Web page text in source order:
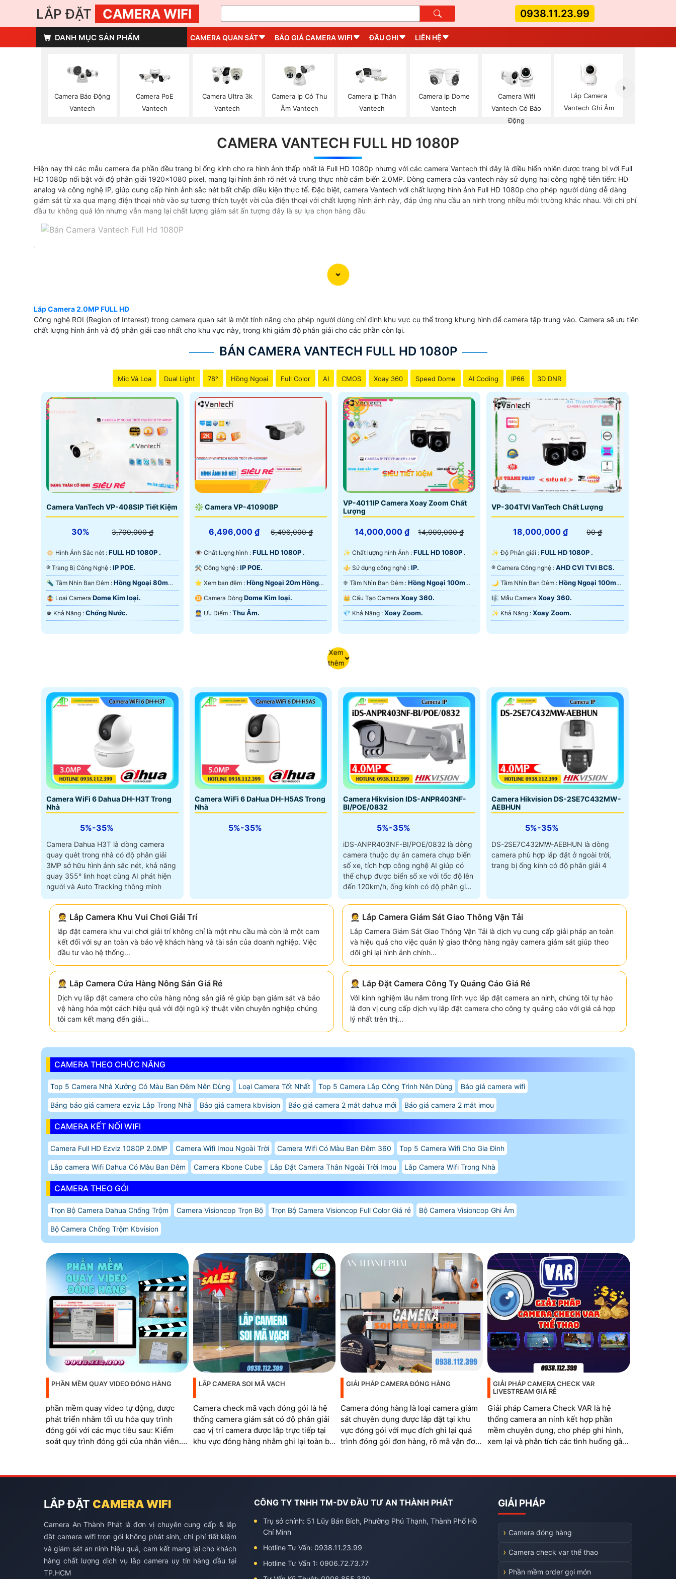
LẮP ĐẶT CAMERA WIFI 0938.11.23.99
DANH MỤC SẢN PHẨM CAMERA QUAN SÁT BÁO GIÁ CAMERA WIFI ĐẦU GHI LIÊN HỆ
Camera Báo Động
Vantech
Camera PoE
Vantech
Camera Ultra 3k
Vantech
Camera Ip Có Thu
Âm Vantech
Camera Ip Thân
Vantech
Camera Ip Dome
Vantech
Camera Wifi
Vantech Có Báo
Động
Lắp Camera
Vantech Ghi Âm
CAMERA VANTECH FULL HD 1080P
Hiện nay thì các mẫu camera đa phần đều trang bị ống kính cho ra hình ảnh thấp nhất là Full HD 1080p nhưng với các camera Vantech thì đây là điều hiển nhiên được trang bị với Full
HD 1080p nổi bật với độ phân giải 1920×1080 pixel, mang lại hình ảnh rõ nét và trung thực nhờ cảm biến 2.0MP. Dòng camera của vantech này sử dụng hai công nghệ tiên tiến: HD
analog và công nghệ IP, giúp cung cấp hình ảnh sắc nét bất chấp điều kiện thực tế. Đặc biệt, camera Vantech với chất lượng hình ảnh Full HD 1080p cho phép người dùng dễ dàng
giám sát từ xa qua mạng điện thoại nhờ vào sự tương thích tuyệt vời của điện thoại với chất lượng hình ảnh này, đáp ứng nhu cầu an ninh trong nhiều môi trường khác nhau. Với chi phí
đầu tư không quá lớn nhưng vẫn mang lại chất lượng giám sát ấn tượng đây là sự lựa chọn hàng đầu
'
Lắp Camera 2.0MP FULL HD
Công nghệ ROI (Region of Interest) trong camera quan sát là một tính năng cho phép người dùng chỉ định khu vực cụ thể trong khung hình để camera tập trung vào. Camera sẽ ưu tiên
chất lượng hình ảnh và độ phân giải cao nhất cho khu vực này, trong khi giảm độ phân giải cho các phần còn lại.
BÁN CAMERA VANTECH FULL HD 1080P
Mic Và Loa Dual Light 78° Hồng Ngoại Full Color AI CMOS Xoay 360 Speed Dome AI Coding IP66 3D DNR
Camera VanTech VP-408SIP Tiết Kiệm
30% 3,700,000 ₫
🔅 Hình Ảnh Sắc nét : FULL HD 1080P .
®️ Trang Bị Công Nghệ : IP POE.
🔦 Tầm Nhìn Ban Đêm : Hồng Ngoại 80m
Starlight.
🤹 Loại Camera Dome Kim loại.
️♚ Khả Năng : Chống Nước.
❇ Camera VP-41090BP
6,496,000 ₫ 6,496,000 ₫
👁 Chất lượng hình : FULL HD 1080P .
⚒ Công Nghệ : IP POE.
⭐ Xem ban đêm : Hồng Ngoại 20m Hồng
Ngoại SMD.
♊ Camera Dòng Dome Kim loại.
️👮 Ưu Điểm : Thu Âm.
VP-4011IP Camera Xoay Zoom Chất
Lượng
14,000,000 ₫ 14,000,000 ₫
✨ Chất lượng hình Ảnh : FULL HD 1080P .
⚜️ Sử dụng công nghệ : IP.
❈ Tầm Nhìn Ban Đêm : Hồng Ngoại 100m
Led Array.
👑 Cấu Tạo Camera Xoay 360.
️💎 Khả Năng : Xoay Zoom.
VP-304TVI VanTech Chất Lượng
18,000,000 ₫ 00 ₫
✨ Độ Phân giải : FULL HD 1080P .
®️ Camera Công nghệ : AHD CVI TVI BCS.
🌙 Tầm Nhìn Ban Đêm : Hồng Ngoại 100m
Hồng Ngoại Smart IR.
🎼️ Mẫu Camera Xoay 360.
️✨ Khả Năng : Xoay Zoom.
Xem
thêm
Camera WiFi 6 Dahua DH-H3T Trong
Nhà
5%-35%
Camera Dahua H3T là dòng camera
quay quét trong nhà có độ phân giải
3MP sở hữu hình ảnh sắc nét, khả năng
quay 355° linh hoạt cùng AI phát hiện
người và Auto Tracking thông minh
Camera WiFi 6 DaHua DH-H5AS Trong
Nhà
5%-35%
Camera Hikvision IDS-ANPR403NF-
BI/POE/0832
5%-35%
iDS-ANPR403NF-BI/POE/0832 là dòng
camera thuộc dự án camera chụp biển
số xe, tích hợp công nghệ AI giúp có
thể chụp được biển số xe với tốc độ lên
đến 120km/h, ống kính có độ phân giải
Camera Hikvision DS-2SE7C432MW-
AEBHUN
5%-35%
DS-2SE7C432MW-AEBHUN là dòng
camera phù hợp lắp đặt ở ngoài trời,
trang bị ống kính có độ phân giải 4
🤵 Lắp Camera Khu Vui Chơi Giải Trí
lắp đặt camera khu vui chơi giải trí không chỉ là một nhu cầu mà còn là một cam
kết đối với sự an toàn và bảo vệ khách hàng và tài sản của doanh nghiệp. Việc
đầu tư vào hệ thống...
🤵 Lắp Camera Giám Sát Giao Thông Vận Tải
Lắp Camera Giám Sát Giao Thông Vận Tải là dịch vụ cung cấp giải pháp an toàn
và hiệu quả cho việc quản lý giao thông hàng ngày camera giám sát giúp theo
dõi ghi lại hình ảnh chính...
🤵 Lắp Camera Cửa Hàng Nông Sản Giá Rẻ
Dịch vụ lắp đặt camera cho cửa hàng nông sản giá rẻ giúp bạn giám sát và bảo
vệ hàng hóa một cách hiệu quả với đội ngũ kỹ thuật viên chuyên nghiệp chúng
tôi cam kết mang đến giải...
🤵 Lắp Đặt Camera Công Ty Quảng Cáo Giá Rẻ
Với kinh nghiệm lâu năm trong lĩnh vực lắp đặt camera an ninh, chúng tôi tự hào
là đơn vị cung cấp dịch vụ lắp đặt camera cho công ty quảng cáo với giá cả hợp
lý nhất trên thị...
CAMERA THEO CHỨC NĂNG
Top 5 Camera Nhà Xưởng Có Màu Ban Đêm Nên Dùng Loại Camera Tốt Nhất Top 5 Camera Lắp Công Trình Nên Dùng Báo giá camera wifi
Bảng báo giá camera ezviz Lắp Trong Nhà Báo giá camera kbvision Báo giá camera 2 mắt dahua mới Báo giá camera 2 mắt imou
CAMERA KẾT NỐI WIFI
Camera Full HD Ezviz 1080P 2.0MP Camera Wifi Imou Ngoài Trời Camera Wifi Có Màu Ban Đêm 360 Top 5 Camera Wifi Cho Gia Đình
Lắp camera Wifi Dahua Có Màu Ban Đêm Camera Kbone Cube Lắp Đặt Camera Thân Ngoài Trời Imou Lắp Camera Wifi Trong Nhà
CAMERA THEO GÓI
Trọn Bộ Camera Dahua Chống Trộm Camera Visioncop Trọn Bộ Trọn Bộ Camera Visioncop Full Color Giá rẻ Bộ Camera Visioncop Ghi Âm
Bộ Camera Chống Trộm Kbvision
PHẦN MỀM QUAY VIDEO ĐÓNG HÀNG
phần mềm quay video tự động, được
phát triển nhằm tối ưu hóa quy trình
đóng gói với các mục tiêu sau: Kiểm
soát quy trình đóng gói của nhân viên.
khách hàng hoàn trả hàng hóa không
LẮP CAMERA SOI MÃ VẠCH
Camera check mã vạch đóng gói là hệ
thống camera giám sát có độ phân giải
cao vị trí camera được lắp trực tiếp tại
khu vực đóng hàng nhằm ghi lại toàn bộ
đơn
GIẢI PHÁP CAMERA ĐÓNG HÀNG
Camera đóng hàng là loại camera giám
sát chuyên dụng được lắp đặt tại khu
vực đóng gói với mục đích ghi lại quá
trình đóng gói đơn hàng, rõ mã vận đơn,
GIẢI PHÁP CAMERA CHECK VAR
LIVESTREAM GIÁ RẺ
Giải pháp Camera Check VAR là hệ
thống camera an ninh kết hợp phần
mềm chuyên dụng, cho phép ghi hình,
xem lại và phân tích các tình huống gây
như bóng đá mini, cầu lông, bida,
LẮP ĐẶT CAMERA WIFI
Camera An Thành Phát là đơn vị chuyên cung cấp & lắp
đặt camera wifi trọn gói không phát sinh, chi phí tiết kiệm
và giám sát an ninh hiệu quả, cam kết mang lại cho khách
hàng chất lượng dịch vụ lắp camera uy tín hàng đầu tại
TP.HCM
CÔNG TY TNHH TM-DV ĐẦU TƯ AN THÀNH PHÁT
Trụ sở chính: 51 Lũy Bán Bích, Phường Phú Thạnh, Thành Phố Hồ
Chí Minh
Hotline Tư Vấn: 0938.11.23.99
Hotline Tư Vấn 1: 0906.72.73.77
GIẢI PHÁP
Camera đóng hàng
Camera check var thể thao
Phần mềm order gọi món